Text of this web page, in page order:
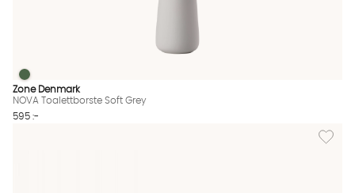
NOVA Toalettborste Soft Grey Finns även i dessa färger:
NOVA Toalettborste Soft Grey
Zone Denmark
NOVA Toalettborste Soft Grey
595 :-
Lägg